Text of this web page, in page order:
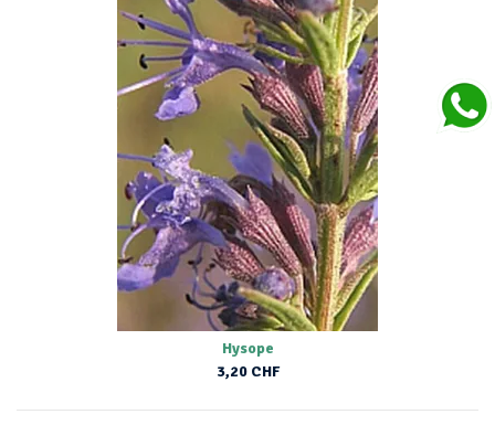
Hysope
3,20 CHF